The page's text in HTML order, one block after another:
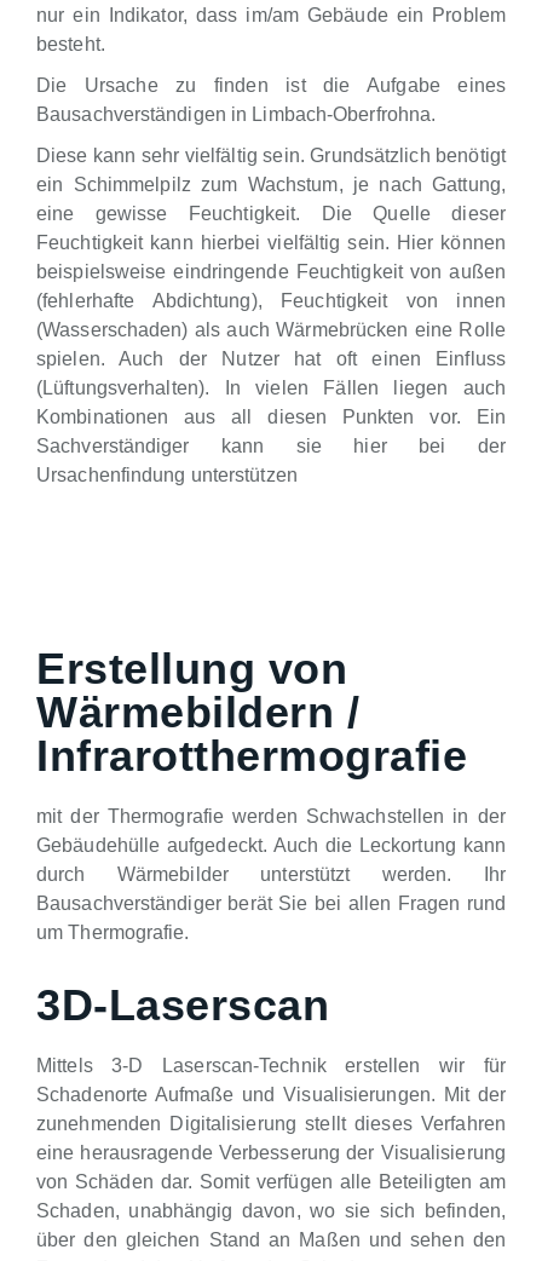
nur ein Indikator, dass im/am Gebäude ein Problem
besteht.
Die Ursache zu finden ist die Aufgabe eines
Bausachverständigen in Limbach-Oberfrohna.
Diese kann sehr vielfältig sein. Grundsätzlich benötigt
ein Schimmelpilz zum Wachstum, je nach Gattung,
eine gewisse Feuchtigkeit. Die Quelle dieser
Feuchtigkeit kann hierbei vielfältig sein. Hier können
beispielsweise eindringende Feuchtigkeit von außen
(fehlerhafte Abdichtung), Feuchtigkeit von innen
(Wasserschaden) als auch Wärmebrücken eine Rolle
spielen. Auch der Nutzer hat oft einen Einfluss
(Lüftungsverhalten). In vielen Fällen liegen auch
Kombinationen aus all diesen Punkten vor. Ein
Sachverständiger kann sie hier bei der
Ursachenfindung unterstützen
Erstellung von
Wärmebildern /
Infrarotthermografie
mit der Thermografie werden Schwachstellen in der
Gebäudehülle aufgedeckt. Auch die Leckortung kann
durch Wärmebilder unterstützt werden. Ihr
Bausachverständiger berät Sie bei allen Fragen rund
um Thermografie.
3D-Laserscan
Mittels 3-D Laserscan-Technik erstellen wir für
Schadenorte Aufmaße und Visualisierungen. Mit der
zunehmenden Digitalisierung stellt dieses Verfahren
eine herausragende Verbesserung der Visualisierung
von Schäden dar. Somit verfügen alle Beteiligten am
Schaden, unabhängig davon, wo sie sich befinden,
über den gleichen Stand an Maßen und sehen den